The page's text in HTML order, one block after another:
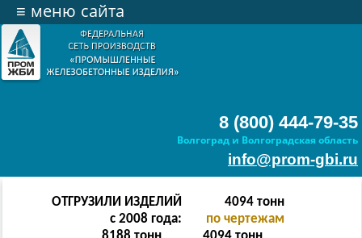
8 (800) 444-79-35
Волгоград и Волгоградская область
info@prom-gbi.ru
≡ меню сайта
ОТГРУЗИЛИ ИЗДЕЛИЙ
с 2008 года:
4094тонн
по чертежам